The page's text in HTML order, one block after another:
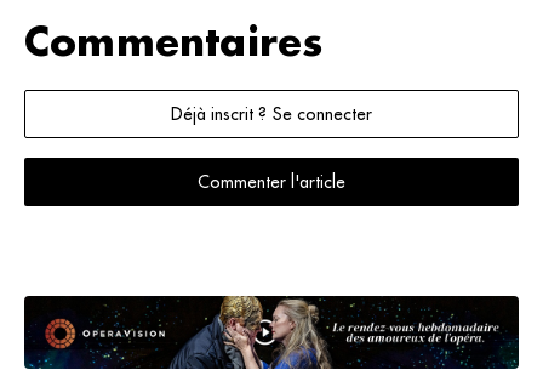
Commentaires
Déjà inscrit ? Se connecter
Commenter l'article